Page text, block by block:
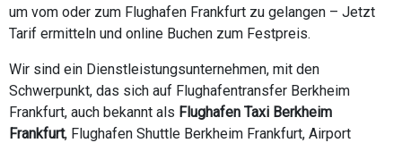
um vom oder zum Flughafen Frankfurt zu gelangen – Jetzt
Tarif ermitteln und online Buchen zum Festpreis.
Wir sind ein Dienstleistungsunternehmen, mit den
Schwerpunkt, das sich auf Flughafentransfer Berkheim
Frankfurt, auch bekannt als Flughafen Taxi Berkheim
Frankfurt, Flughafen Shuttle Berkheim Frankfurt, Airport